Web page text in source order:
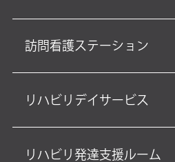
訪問看護ステーション
リハビリデイサービス
リハビリ発達支援ルーム